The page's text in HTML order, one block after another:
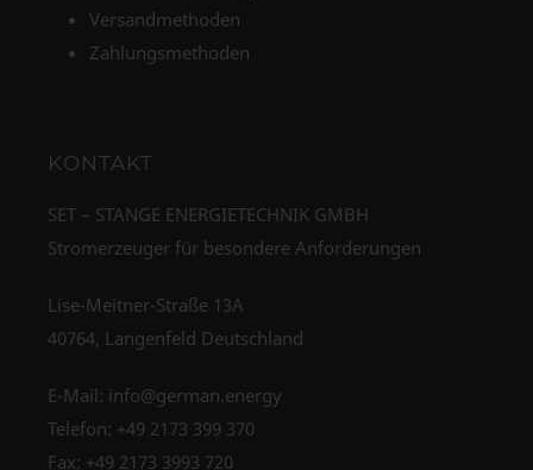
Versandmethoden
Zahlungsmethoden
KONTAKT
SET – STANGE ENERGIETECHNIK GMBH
Stromerzeuger für besondere Anforderungen
Lise-Meitner-Straße 13A
40764, Langenfeld Deutschland
E-Mail: info@german.energy
Telefon: +49 2173 399 370
Fax: +49 2173 3993 720